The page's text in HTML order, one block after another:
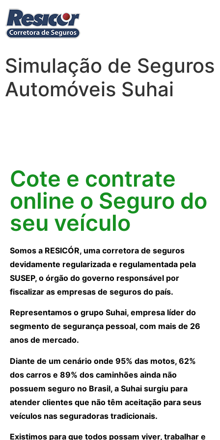
Simulação de Seguros
Automóveis Suhai
Cote e contrate
online o Seguro do
seu veículo
Somos a RESICÓR, uma corretora de seguros
devidamente regularizada e regulamentada pela
SUSEP, o órgão do governo responsável por
fiscalizar as empresas de seguros do país.
Representamos o grupo Suhai, empresa líder do
segmento de segurança pessoal, com mais de 26
anos de mercado.
Diante de um cenário onde 95% das motos, 62%
dos carros e 89% dos caminhões ainda não
possuem seguro no Brasil, a Suhai surgiu para
atender clientes que não têm aceitação para seus
veículos nas seguradoras tradicionais.
Existimos para que todos possam viver, trabalhar e